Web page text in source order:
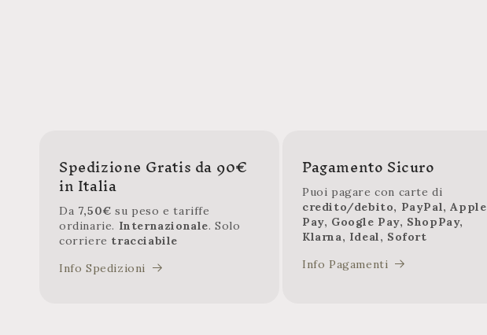
Spedizione Gratis da 90€
in Italia
Da 7,50€su peso e tariffe
ordinarie. Internazionale. Solo
corriere tracciabile
Info Spedizioni
Pagamento Sicuro
Puoi pagare con carte di
credito/debito, PayPal, Apple
Pay, Google Pay, ShopPay,
Klarna, Ideal, Sofort
Info Pagamenti